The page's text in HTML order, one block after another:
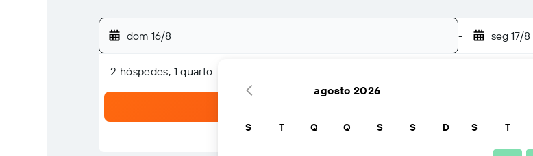
dom 16/8 - seg 17/8
2 hóspedes, 1 quarto
agosto 2026
S T Q Q S S D S T